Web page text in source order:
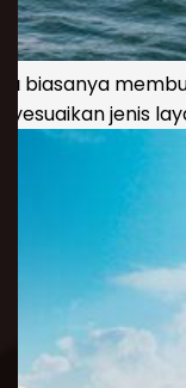
biasanya
jenis